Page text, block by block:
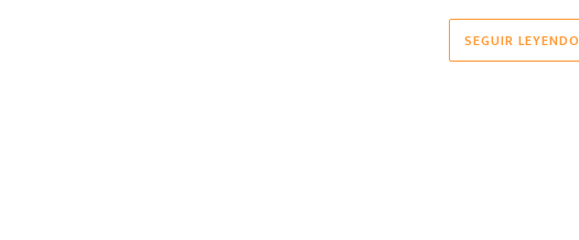
SEGUIR LEYENDO